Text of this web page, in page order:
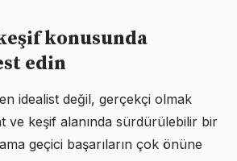
konusunda
edin
idealist değil, gerçekçi olmak
ve keşif alanında sürdürülebilir bir
geçici başarıların çok önüne